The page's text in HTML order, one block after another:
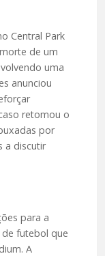
Central Park
de um
uma
anunciou
retomou o
por
a discutir
para a
futebol que
A